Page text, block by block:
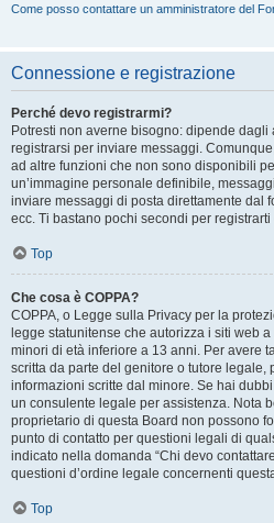
Come posso contattare un amministratore del
Connessione e registrazione
Perché devo registrarmi?
Potresti non averne bisogno: dipende
registrarsi per inviare messaggi.
ad altre funzioni che non sono disponibili
un’immagine personale definibile,
inviare messaggi di posta direttamente dal
ecc. Ti bastano pochi secondi per
Top
Che cosa è COPPA?
COPPA, o Legge sulla Privacy per la
legge statunitense che autorizza i siti web
minori di età inferiore a 13 anni. Per avere
scritta da parte del genitore o tutore legale,
informazioni scritte dal minore. Se hai
un consulente legale per assistenza. Nota
proprietario di questa Board non possono
punto di contatto per questioni legali di
indicato nella domanda “Chi devo
questioni d’ordine legale concernenti
Top